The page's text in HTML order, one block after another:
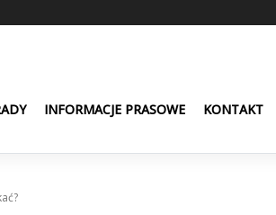
INFORMACJE PRASOWE KONTAKT